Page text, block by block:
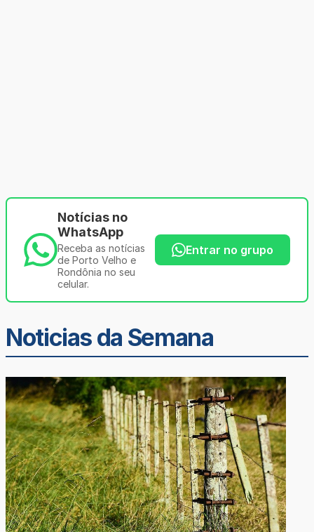
Notícias no
WhatsApp
Receba as notícias
de Porto Velho e
Rondônia no seu
celular.
Entrar no grupo
Noticias da Semana